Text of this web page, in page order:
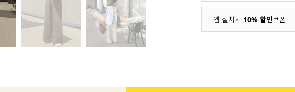
앱 설치시 10% 할인쿠폰